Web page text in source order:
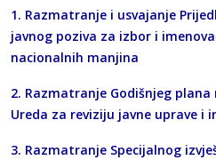
1. Razmatranje i usvajanje
javnog poziva za izbor i
nacionalnih manjina
2. Razmatranje Godišnjeg plana
Ureda za reviziju javne uprave
3. Razmatranje Specijalnog